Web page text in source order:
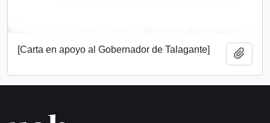
[Carta en apoyo al Gobernador de Talagante]